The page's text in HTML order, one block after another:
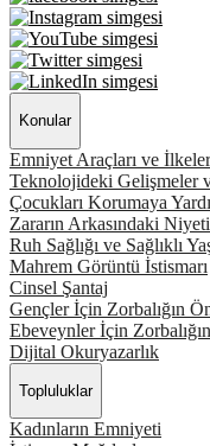
Konular
Emniyet Araçları ve
Teknolojideki Gelişmeler
Çocukları Korumaya
Zararın Arkasındaki
Ruh Sağlığı ve Sağlıklı
Mahrem Görüntü İstismarı
Cinsel Şantaj
Gençler İçin Zorbalığın
Ebeveynler İçin
Dijital Okuryazarlık
Topluluklar
Kadınların Emniyeti